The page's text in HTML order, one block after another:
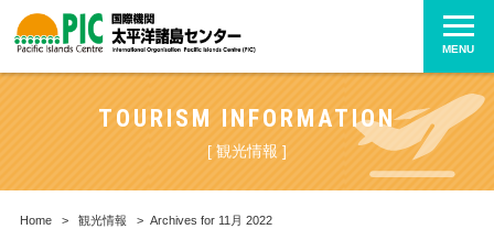
MENU
TOURISM INFORMATION
[ 観光情報 ]
Home > 観光情報 > Archives for 11月 2022